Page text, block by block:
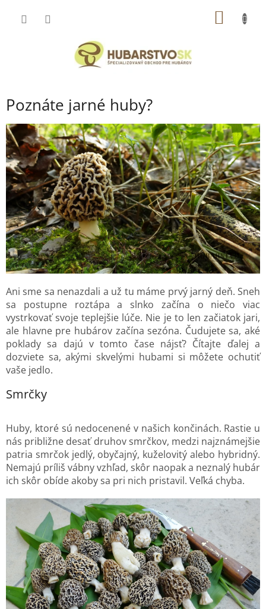
Poznáte jarné huby?
Ani sme sa nenazdali a už tu máme prvý jarný deň. Sneh
sa postupne roztápa a slnko začína o niečo viac
vystrkovať svoje teplejšie lúče. Nie je to len začiatok jari,
ale hlavne pre hubárov začína sezóna. Čudujete sa, aké
poklady sa dajú v tomto čase nájsť? Čítajte ďalej a
dozviete sa, akými skvelými hubami si môžete ochutiť
vaše jedlo.
Smrčky
Huby, ktoré sú nedocenené v našich končinách. Rastie u
nás približne desať druhov smrčkov, medzi najznámejšie
patria smrčok jedlý, obyčajný, kuželovitý alebo hybridný.
Nemajú príliš vábny vzhľad, skôr naopak a neznalý hubár
ich skôr obíde akoby sa pri nich pristavil. Veľká chyba.